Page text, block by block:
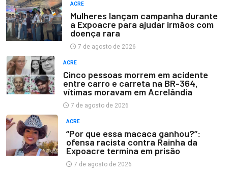
ACRE
Mulheres lançam campanha durante
a Expoacre para ajudar irmãos com
doença rara
7 de agosto de 2026
ACRE
Cinco pessoas morrem em acidente
entre carro e carreta na BR-364,
vítimas moravam em Acrelândia
7 de agosto de 2026
ACRE
“Por que essa macaca ganhou?”:
ofensa racista contra Rainha da
Expoacre termina em prisão
7 de agosto de 2026